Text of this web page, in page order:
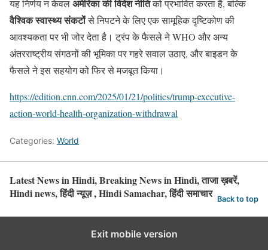
यह निर्णय न केवलअमेरिका की विदेश नीतिको प्रभावित करता है, बल्कि
वैश्विक स्वास्थ्य संकटोंसे निपटने के लिए एक सामूहिक दृष्टिकोण की
आवश्यकता पर भी जोर देता है। ट्रंप के फैसले ने WHO और अन्य
अंतरराष्ट्रीय संगठनों की भूमिका पर गहरे सवाल उठाए, और बाइडन के
फैसले ने इस सहयोग को फिर से मजबूत किया।
https://edition.cnn.com/2025/01/21/politics/trump-executive-
action-world-health-organization-withdrawal
Categories: World
Latest News in Hindi, Breaking News in Hindi, ताजा ख़बरें,
Hindi news, हिंदी न्यूज़ , Hindi Samachar, हिंदी समाचार Back to top
Exit mobile version